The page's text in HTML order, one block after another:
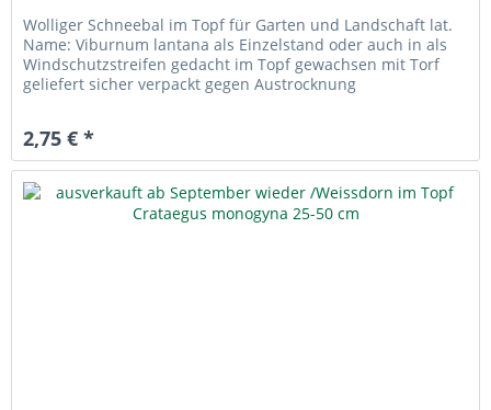
Wolliger Schneebal im Topf für Garten und Landschaft lat.
Name: Viburnum lantana als Einzelstand oder auch in als
Windschutzstreifen gedacht im Topf gewachsen mit Torf
geliefert sicher verpackt gegen Austrocknung
2,75 € *